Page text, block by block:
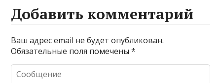
Добавить комментарий
Ваш адрес email не будет опубликован.
Обязательные поля помечены*